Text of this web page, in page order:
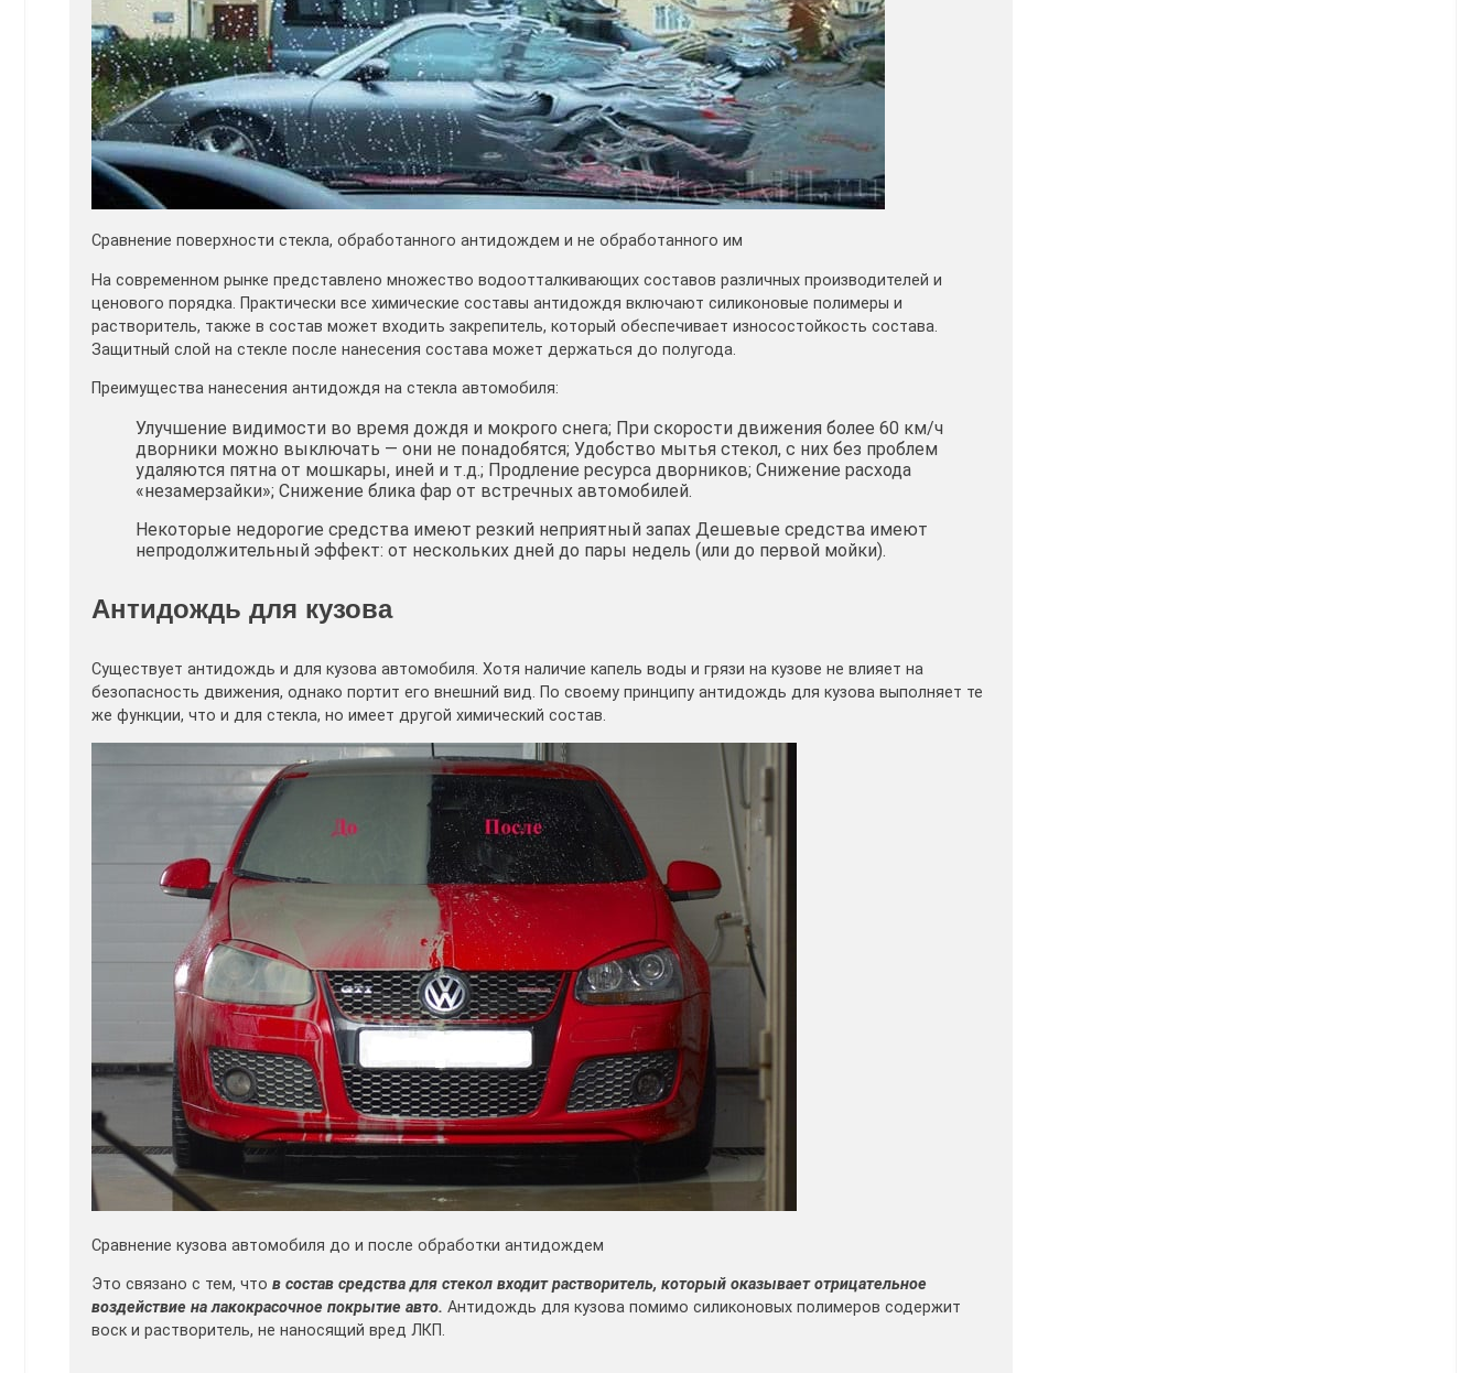
Сравнение поверхности стекла, обработанного антидождем и не обработанного им
На современном рынке представлено множество водоотталкивающих составов различных производителей и
ценового порядка. Практически все химические составы антидождя включают силиконовые полимеры и
растворитель, также в состав может входить закрепитель, который обеспечивает износостойкость состава.
Защитный слой на стекле после нанесения состава может держаться до полугода.
Преимущества нанесения антидождя на стекла автомобиля:
Улучшение видимости во время дождя и мокрого снега; При скорости движения более 60 км/ч
дворники можно выключать — они не понадобятся; Удобство мытья стекол, с них без проблем
удаляются пятна от мошкары, иней и т.д.; Продление ресурса дворников; Снижение расхода
«незамерзайки»; Снижение блика фар от встречных автомобилей.
Некоторые недорогие средства имеют резкий неприятный запах Дешевые средства имеют
непродолжительный эффект: от нескольких дней до пары недель (или до первой мойки).
Антидождь для кузова
Существует антидождь и для кузова автомобиля. Хотя наличие капель воды и грязи на кузове не влияет на
безопасность движения, однако портит его внешний вид. По своему принципу антидождь для кузова выполняет те
же функции, что и для стекла, но имеет другой химический состав.
Сравнение кузова автомобиля до и после обработки антидождем
Это связано с тем, что в состав средства для стекол входит растворитель, который оказывает отрицательное
воздействие на лакокрасочное покрытие авто. Антидождь для кузова помимо силиконовых полимеров содержит
воск и растворитель, не наносящий вред ЛКП.